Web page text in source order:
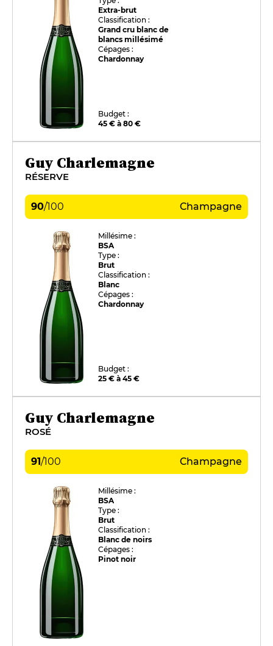
Extra-brut
Classification :
Grand cru blanc de
blancs millésimé
Cépages :
Chardonnay
Budget :
45 € à 80 €
Guy Charlemagne
RÉSERVE
90/100 Champagne
Millésime :
BSA
Type :
Brut
Classification :
Blanc
Cépages :
Chardonnay
Budget :
25 € à 45 €
Guy Charlemagne
ROSÉ
91/100 Champagne
Millésime :
BSA
Type :
Brut
Classification :
Blanc de noirs
Cépages :
Pinot noir